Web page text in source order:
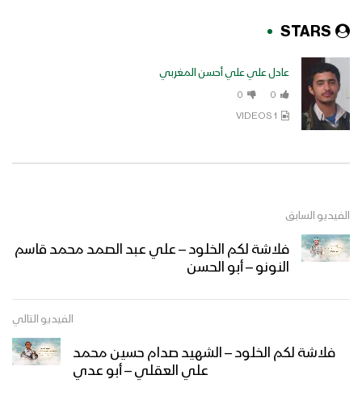
STARS
عادل علي علي أحسن المغربي
0
0
1 VIDEOS
الفيديو السابق
فلاشة لكم الخلود – علي عبد الصمد محمد قاسم
النونو – أبو الحسن
الفيديو التالي
فلاشة لكم الخلود – الشهيد صدام حسين محمد
علي العقلي – أبو عدي